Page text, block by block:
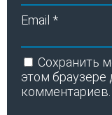
Email *
Сохранить
этом
комментариев.